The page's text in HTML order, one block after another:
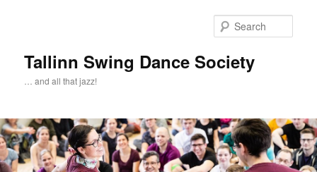
Tallinn Swing Dance Society
… and all that jazz!